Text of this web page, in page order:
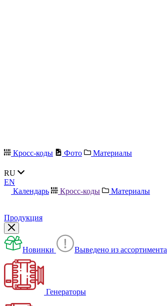
Кросс-коды Фото Материалы
RU
EN
Календарь
Кросс-коды Материалы
Продукция
Новинки Выведено из ассортимента
Генераторы